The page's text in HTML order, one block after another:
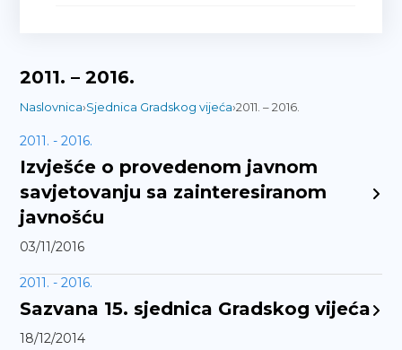
2011. – 2016.
Naslovnica›Sjednica Gradskog vijeća›2011. – 2016.
2011. - 2016.
Izvješće o provedenom javnom
savjetovanju sa zainteresiranom
javnošću
03/11/2016
2011. - 2016.
Sazvana 15. sjednica Gradskog vijeća
18/12/2014